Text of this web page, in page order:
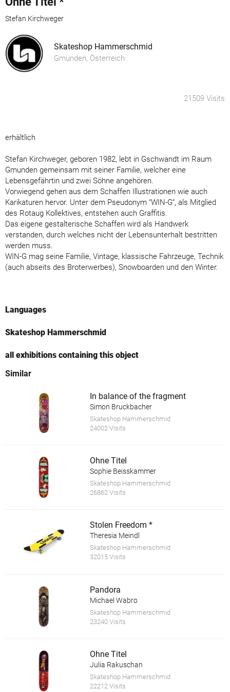
Stefan Kirchweger
Skateshop Hammerschmid
Gmunden, Österreich
21509 Visits
erhältlich
Stefan Kirchweger, geboren 1982, lebt in Gschwandt im Raum
Gmunden gemeinsam mit seiner Familie, welcher eine
Lebensgefährtin und zwei Söhne angehören.
Vorwiegend gehen aus dem Schaffen Illustrationen wie auch
Karikaturen hervor. Unter dem Pseudonym “WIN-G“, als Mitglied
des Rotaug Kollektives, entstehen auch Graffitis.
Das eigene gestalterische Schaffen wird als Handwerk
verstanden, durch welches nicht der Lebensunterhalt bestritten
werden muss.
WIN-G mag seine Familie, Vintage, klassische Fahrzeuge, Technik
(auch abseits des Broterwerbes), Snowboarden und den Winter.
Languages
Skateshop Hammerschmid
all exhibitions containing this object
Similar
In balance of the fragment
Simon Bruckbacher
Skateshop Hammerschmid
24002 Visits
Ohne Titel
Sophie Beisskammer
Skateshop Hammerschmid
26862 Visits
Stolen Freedom *
Theresia Meindl
Skateshop Hammerschmid
32015 Visits
Pandora
Michael Wabro
Skateshop Hammerschmid
23240 Visits
Ohne Titel
Julia Rakuschan
Skateshop Hammerschmid
22212 Visits